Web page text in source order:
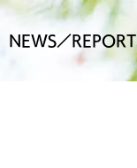
NEWS／REPORT